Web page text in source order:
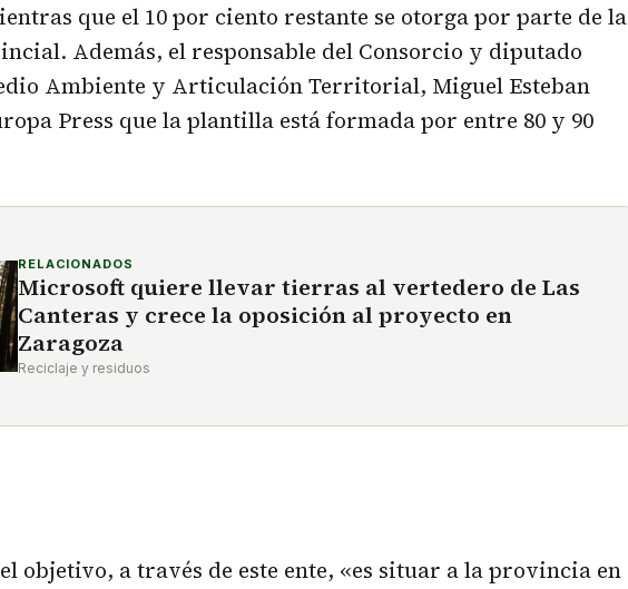
que el 10 por ciento restante se otorga por parte de la
Además, el responsable del Consorcio y diputado
Ambiente y Articulación Territorial, Miguel Esteban
Press que la plantilla está formada por entre 80 y 90
RELACIONADOS
Microsoft quiere llevar tierras al vertedero de Las
Canteras y crece la oposición al proyecto en
Zaragoza
Reciclaje y residuos
objetivo, a través de este ente, «es situar a la provincia en